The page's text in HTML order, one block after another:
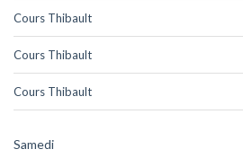
Cours Thibault
Cours Thibault
Cours Thibault
Samedi